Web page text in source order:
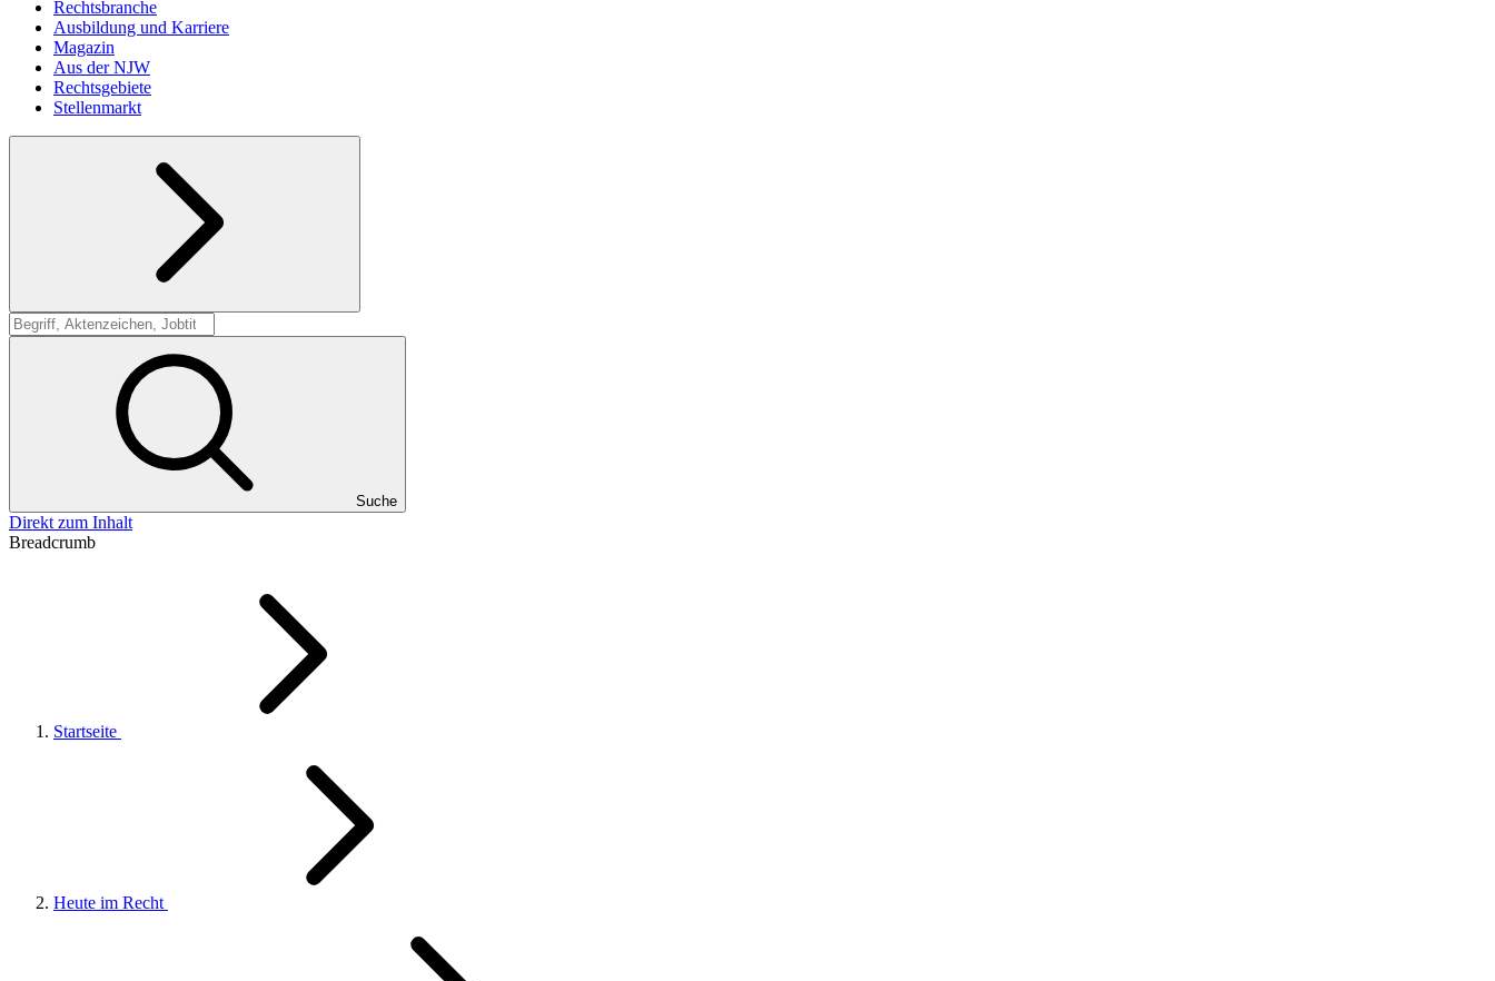
Rechtsbranche
Ausbildung und Karriere
Magazin
Aus der NJW
Rechtsgebiete
Stellenmarkt
Suche
Suche
Direkt zum Inhalt
Breadcrumb
Startseite
Heute im Recht